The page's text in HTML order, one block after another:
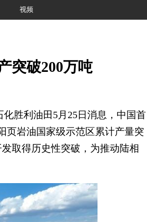
视频
突破200万吨
胜利油田5月25日消息，中国首
岩油国家级示范区累计产量突
取得历史性突破，为推动陆相